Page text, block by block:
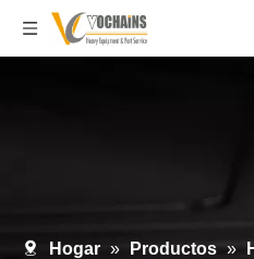
Hogar » Productos »